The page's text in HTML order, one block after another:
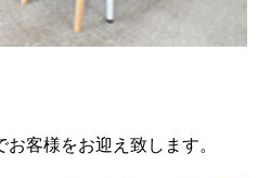
客様をお迎え致します。